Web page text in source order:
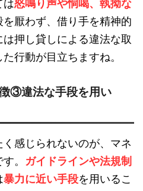
は怒鳴り声や恫喝、執拗な
を厭わず、借り手を精神的
押し貸しによる違法な取
行動が目立ちますね。
③違法な手段を用い
感じられないのが、マネ
。 ガイドラインや法規制
暴力に近い手段を用いるこ